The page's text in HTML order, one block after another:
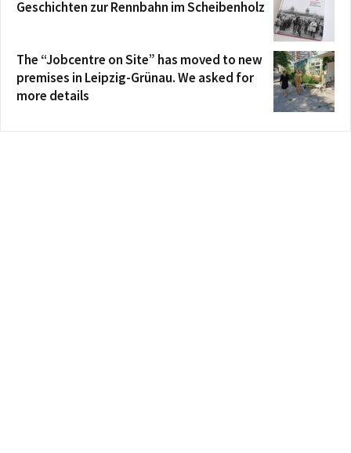
Geschichten zur Rennbahn im Scheibenholz
The “Jobcentre on Site” has moved to new
premises in Leipzig-Grünau. We asked for
more details